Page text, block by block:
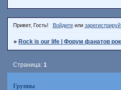
Привет, Гость! Войдитеили
»Rock is our life | Форум фанатов
Группы
Страница:1